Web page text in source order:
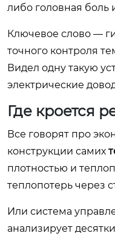
либо головная боль
Ключевое слово —
точного контроля
Видел одну такую
электрические
Где кроется
Все говорят про
конструкции самих
плотностью и
теплопотерь через
Или система
анализирует